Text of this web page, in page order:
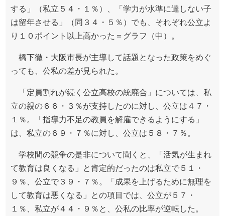
する」（私立５４・１％）、「学力が水準に達しない子
は留年させる」（同３４・５％）でも、それぞれ公立よ
り１０ポイント以上高かった＝グラフ（中）。
橋下徹・大阪市長が主導して話題となった政策をめぐ
っても、公私の差が見られた。
「定員割れが続く公立高校の統廃合」については、私
立の親の６６・３％が支持したのに対し、公立は４７・
１％。「指導力不足の教員を解雇できるようにする」
は、私立の６９・７％に対し、公立は５８・７％。
学校間の競争の是非について聞くと、「活気が生まれ
て教育は良くなる」と肯定的だったのは私立で５１・
９％、公立で３９・７％。「成果を上げるために無理を
して教育は悪くなる」との項目では、公立が５７・
１％、私立が４４・９％と、公私の比率が逆転した。